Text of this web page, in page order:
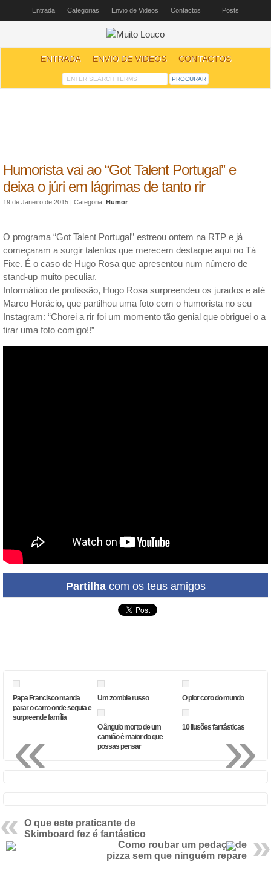
Entrada Categorias Envio de Videos Contactos Posts
ENTRADA ENVIO DE VIDEOS CONTACTOS
Humorista vai ao “Got Talent Portugal” e
deixa o júri em lágrimas de tanto rir
19 de Janeiro de 2015 | Categoria: Humor
O programa “Got Talent Portugal” estreou ontem na RTP e já
começaram a surgir talentos que merecem destaque aqui no Tá
Fixe. É o caso de Hugo Rosa que apresentou num número de
stand-up muito peculiar.
Informático de profissão, Hugo Rosa surpreendeu os jurados e até
Marco Horácio, que partilhou uma foto com o humorista no seu
Instagram: “Chorei a rir foi um momento tão genial que obriguei o a
tirar uma foto comigo!!”
Partilhacom os teus amigos
Papa Francisco manda
parar o carro onde seguia e
surpreende família
Um zombie russo O pior coro do mundo
O ângulo morto de um
camião é maior do que
possas pensar
10 ilusões fantásticas
O que este praticante de
Skimboard fez é fantástico
Como roubar um pedaço de
pizza sem que ninguém repare
»
«